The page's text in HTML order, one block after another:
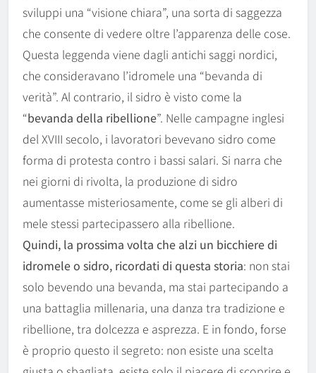
sviluppi una “visione chiara”, una sorta di saggezza
che consente di vedere oltre l’apparenza delle cose.
Questa leggenda viene dagli antichi saggi nordici,
che consideravano l’idromele una “bevanda di
verità”. Al contrario, il sidro è visto come la
“bevanda della ribellione”. Nelle campagne inglesi
del XVIII secolo, i lavoratori bevevano sidro come
forma di protesta contro i bassi salari. Si narra che
nei giorni di rivolta, la produzione di sidro
aumentasse misteriosamente, come se gli alberi di
mele stessi partecipassero alla ribellione.
Quindi, la prossima volta che alzi un bicchiere di
idromele o sidro, ricordati di questa storia: non stai
solo bevendo una bevanda, ma stai partecipando a
una battaglia millenaria, una danza tra tradizione e
ribellione, tra dolcezza e asprezza. E in fondo, forse
è proprio questo il segreto: non esiste una scelta